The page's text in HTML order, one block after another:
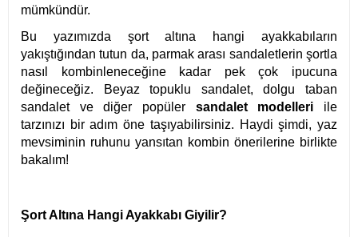
mümkündür.
Bu yazımızda şort altına hangi ayakkabıların
yakıştığından tutun da, parmak arası sandaletlerin şortla
nasıl kombinleneceğine kadar pek çok ipucuna
değineceğiz. Beyaz topuklu sandalet, dolgu taban
sandalet ve diğer popüler sandalet modelleri ile
tarzınızı bir adım öne taşıyabilirsiniz. Haydi şimdi, yaz
mevsiminin ruhunu yansıtan kombin önerilerine birlikte
bakalım!
Şort Altına Hangi Ayakkabı Giyilir?